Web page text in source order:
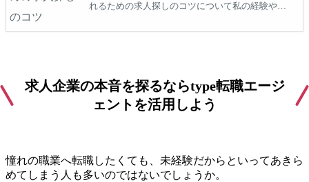
れるための求人探しのコツについて私の経験や、
いたします。
求人企業の本音を探るならtype転職エージ
ェントを活用しよう
憧れの職業へ転職したくても、未経験だからといってあきら
めてしまう人も多いのではないでしょうか。